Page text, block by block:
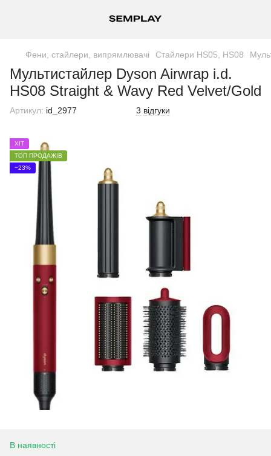
Фени, стайлери, випрямлювачі Стайлери HS05, HS08
Мультистайлер Dyson Airwrap i.d.
HS08 Straight & Wavy Red Velvet/Gold
Артикул: id_2977 3 відгуки
ХІТ
ТОП ПРОДАЖІВ
−23%
В наявності